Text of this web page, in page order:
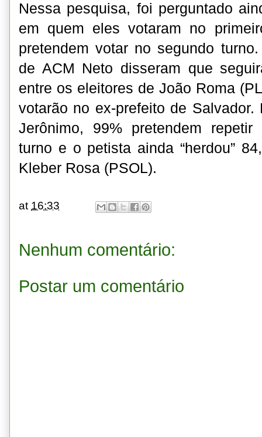
Nessa pesquisa, foi perguntado
em quem eles votaram no
pretendem votar no segundo
de ACM Neto disseram que
entre os eleitores de João Roma
votarão no ex-prefeito de
Jerônimo, 99% pretendem
turno e o petista ainda “herdou”
Kleber Rosa (PSOL).
at 16:33
Nenhum comentário:
Postar um comentário